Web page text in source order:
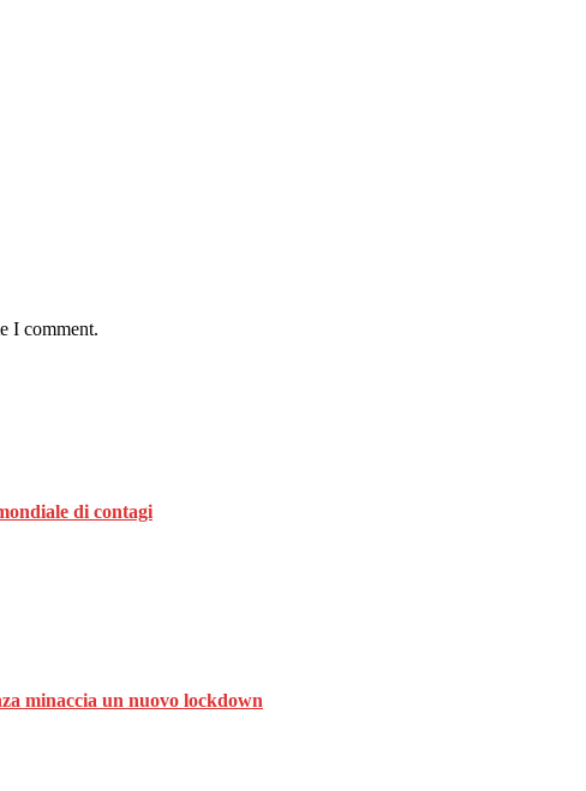
I comment.
di contagi
minaccia un nuovo lockdown